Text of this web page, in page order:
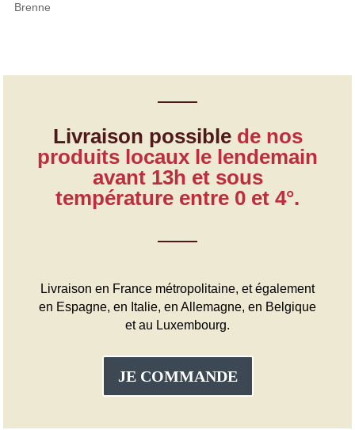
Brenne
Livraison possible de nos
produits locaux le lendemain
avant 13h et sous
température entre 0 et 4°.
Livraison en France métropolitaine, et également
en Espagne, en Italie, en Allemagne, en Belgique
et au Luxembourg.
JE COMMANDE